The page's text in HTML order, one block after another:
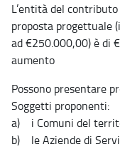
L’entità del
proposta progettuale
ad €250.000,00) è di
aumento
Possono presentare
Soggetti proponenti:
a) i Comuni del
b) le Aziende di